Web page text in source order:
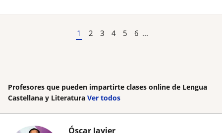
1 2 3 4 5 6 ...
Profesores que pueden impartirte clases online de Lengua
Castellana y Literatura Ver todos
Óscar Javier